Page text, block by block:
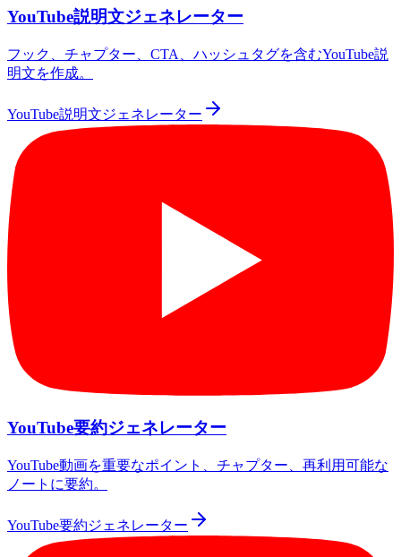
YouTube説明文ジェネレーター
フック、チャプター、CTA、ハッシュタグを含むYouTube説
明文を作成。
YouTube説明文ジェネレーター
YouTube要約ジェネレーター
YouTube動画を重要なポイント、チャプター、再利用可能な
ノートに要約。
YouTube要約ジェネレーター